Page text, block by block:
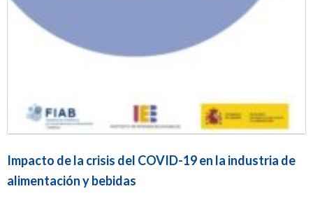
Impacto de la crisis del COVID-19 en la industria de
alimentación y bebidas